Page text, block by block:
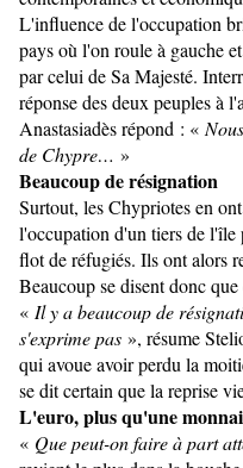
L'influence de l'occupation
pays où l'on roule à gauche
par celui de Sa Majesté.
réponse des deux peuples à
Anastasiadès répond : «
de Chypre… »
Beaucoup de résignation
Surtout, les Chypriotes en
l'occupation d'un tiers de l'île
flot de réfugiés. Ils ont alors
Beaucoup se disent donc
« Il y a beaucoup de
s'exprime pas », résume
qui avoue avoir perdu la
se dit certain que la reprise
L'euro, plus qu'une
« Que peut-on faire à part